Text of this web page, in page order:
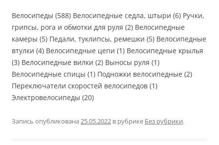
Велосипеды (588) Велосипедные седла, штыри (6) Ручки,
грипсы, рога и обмотки для руля (2) Велосипедные
камеры (5) Педали, туклипсы, ремешки (5) Велосипедные
втулки (4) Велосипедные цепи (1) Велосипедные крылья
(3) Велосипедные вилки (2) Выносы руля (1)
Велосипедные спицы (1) Подножки велосипедные (2)
Переключатели скоростей велосипедов (1)
Электровелосипеды (20)
Запись опубликована 25.05.2022 в рубрике Без рубрики.